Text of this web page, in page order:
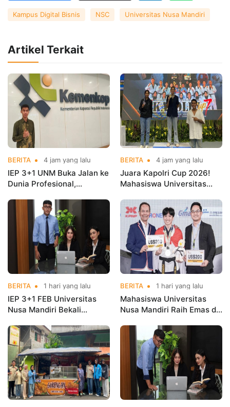
Kampus Digital Bisnis NSC Universitas Nusa Mandiri
Artikel Terkait
BERITA 4 jam yang lalu
IEP 3+1 UNM Buka Jalan ke
Dunia Profesional,
Kementerian Koperasi
BERITA 4 jam yang lalu
Juara Kapolri Cup 2026!
Mahasiswa Universitas
Nama Kampus di Kejurnas
Taekwondo
BERITA 1 hari yang lalu
IEP 3+1 FEB Universitas
Nusa Mandiri Bekali
Kerja Sebelum Lulus
BERITA 1 hari yang lalu
Mahasiswa Universitas
Nusa Mandiri Raih Emas di
Indonesia Open
Championships 2026